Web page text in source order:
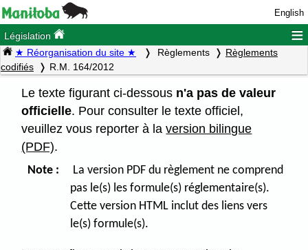
English
Législation ≡
★ Réorganisation du site ★ Règlements
Règlements
codifiés
R.M. 164/2012
Le texte figurant ci-dessous n'a pas de valeur
officielle. Pour consulter le texte officiel,
veuillez vous reporter à laversion bilingue
(PDF).
Note : La version PDF du règlement ne comprend
pas le(s) les formule(s) réglementaire(s).
Cette version HTML inclut des liens vers
le(s) formule(s).